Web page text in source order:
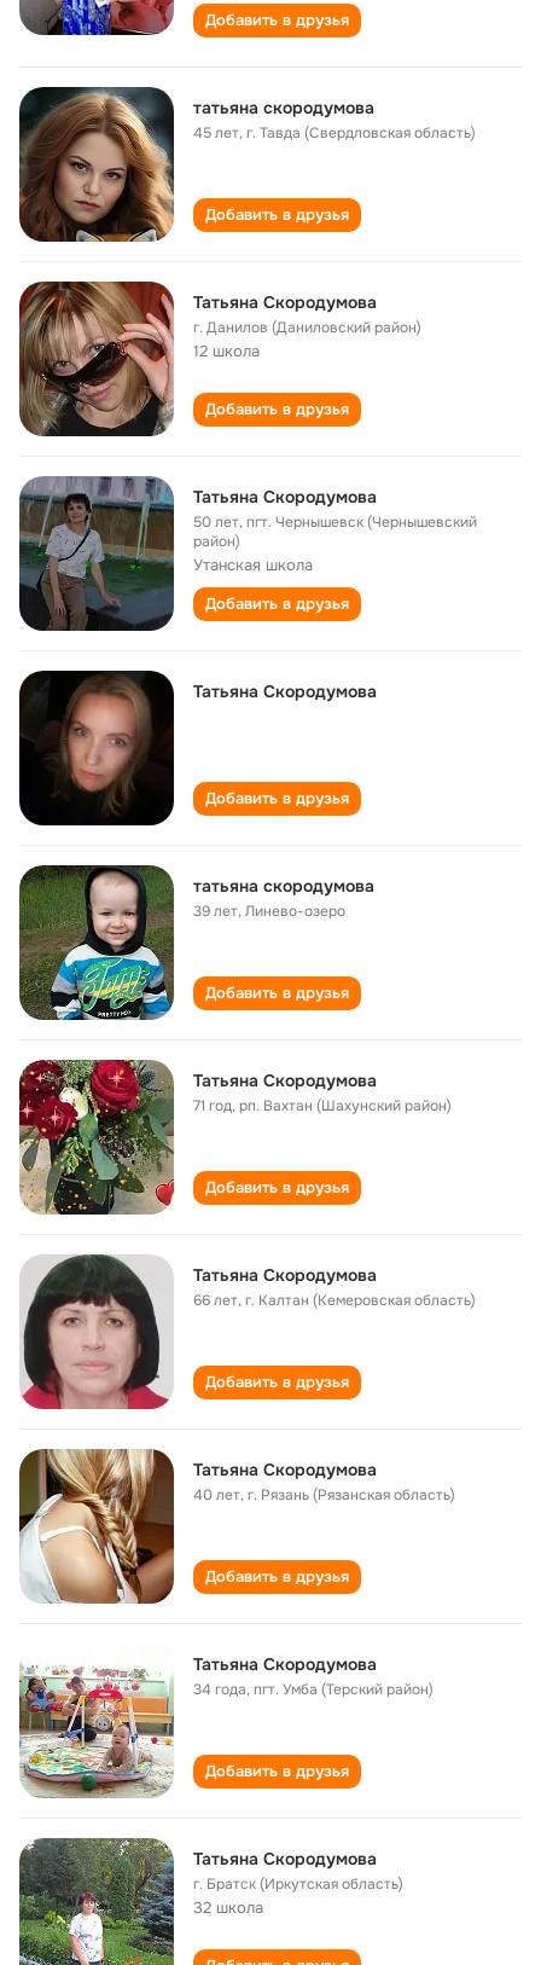
Добавить в друзья
татьяна скородумова
45 лет,г. Тавда (Свердловская область)
Добавить в друзья
Татьяна Скородумова
г. Данилов (Даниловский район)
12 школа
Добавить в друзья
Татьяна Скородумова
50 лет,пгт. Чернышевск (Чернышевский
район)
Утанская школа
Добавить в друзья
Татьяна Скородумова
Добавить в друзья
татьяна скородумова
39 лет,Линево-озеро
Добавить в друзья
Татьяна Скородумова
71 год,рп. Вахтан (Шахунский район)
Добавить в друзья
Татьяна Скородумова
66 лет,г. Калтан (Кемеровская область)
Добавить в друзья
Татьяна Скородумова
40 лет,г. Рязань (Рязанская область)
Добавить в друзья
Татьяна Скородумова
34 года,пгт. Умба (Терский район)
Добавить в друзья
Татьяна Скородумова
г. Братск (Иркутская область)
32 школа